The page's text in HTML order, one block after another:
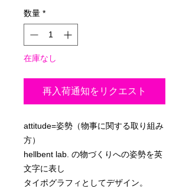
数量 *
在庫なし
再入荷通知をリクエスト
attitude=姿勢（物事に関する取り組み
方）
hellbent lab. の物づくりへの姿勢を英
文字に表し
タイポグラフィとしてデザイン。